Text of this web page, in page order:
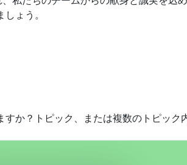
ょう。
か？トピック、または複数のトピック